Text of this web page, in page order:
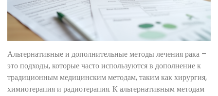
Альтернативные и дополнительные методы лечения рака –
это подходы, которые часто используются в дополнение к
традиционным медицинским методам, таким как хирургия,
химиотерапия и радиотерапия. К альтернативным методам